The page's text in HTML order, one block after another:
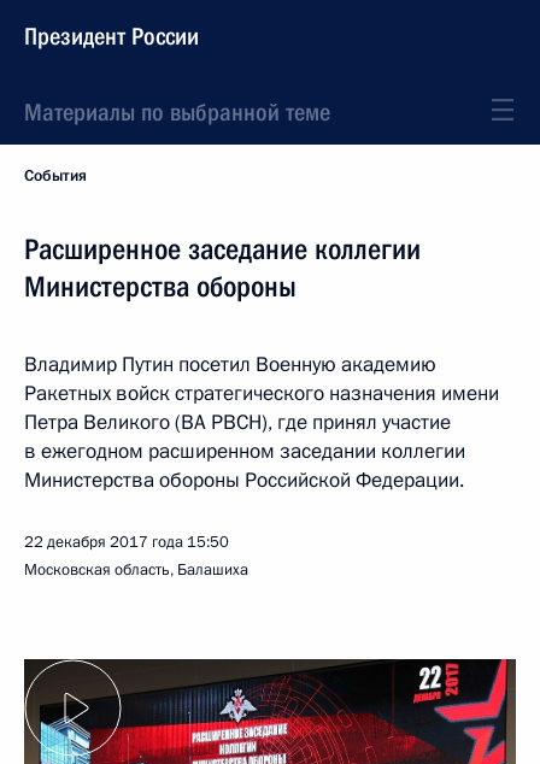
Президент России
Материалы по выбранной теме
События
Расширенное заседание коллегии
Министерства обороны
Владимир Путин посетил Военную академию
Ракетных войск стратегического назначения имени
Петра Великого (ВА РВСН), где принял участие
в ежегодном расширенном заседании коллегии
Министерства обороны Российской Федерации.
22 декабря 2017 года 15:50
Московская область, Балашиха